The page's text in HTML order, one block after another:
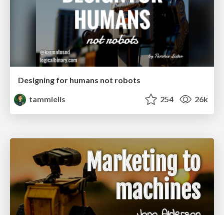
Designing for humans not robots
tammielis
254 26k